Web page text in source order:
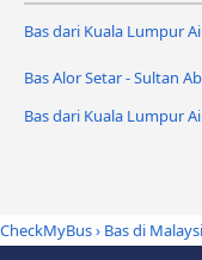
Bas dari Kuala Lumpur
Bas Alor Setar - Sultan
Bas dari Kuala Lumpur
CheckMyBus› Bas di